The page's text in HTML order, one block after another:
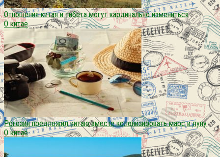
Отношения китая и тибета могут кардинально измениться
О китае
Рогозин предложил китаю вместе колонизировать марс и луну
О китае